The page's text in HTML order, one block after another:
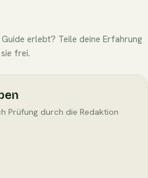
erlebt? Teile deine Erfahrung
frei.
Prüfung durch die Redaktion